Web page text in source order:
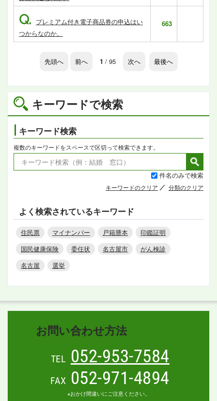
キーワードで検索
キーワード検索
複数のキーワードをスペースで区切って検索できます。
件名のみで検索
キーワードのクリア 分類のクリア
よく検索されているキーワード
住民票 マイナンバー 戸籍謄本
印鑑証明
国民健康保険
委任状 名古屋市
がん検診
名古屋
選挙
Q. プレミアム付き電子商品券の申込はい
つからなのか。
663
先頭へ 前へ 1 / 95 次へ 最後へ
お問い合わせ方法
TEL 052-953-7584
FAX 052-971-4894
※おかけ間違いにご注意ください。